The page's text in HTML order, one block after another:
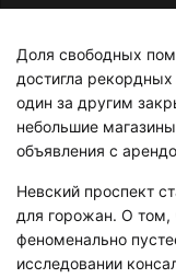
Доля свободных
достигла
один за другим
небольшие
объявления с
Невский проспект
для горожан. О том,
феноменально
исследовании